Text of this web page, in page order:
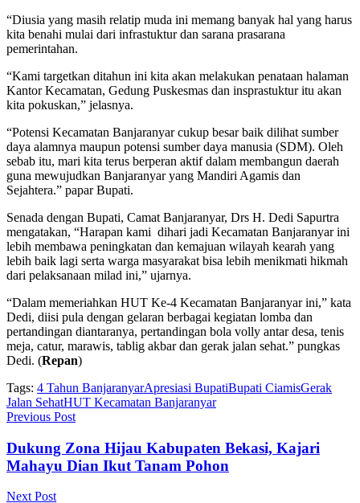
“Diusia yang masih relatip muda ini memang banyak hal yang harus
kita benahi mulai dari infrastuktur dan sarana prasarana
pemerintahan.
“Kami targetkan ditahun ini kita akan melakukan penataan halaman
Kantor Kecamatan, Gedung Puskesmas dan insprastuktur itu akan
kita pokuskan,” jelasnya.
“Potensi Kecamatan Banjaranyar cukup besar baik dilihat sumber
daya alamnya maupun potensi sumber daya manusia (SDM). Oleh
sebab itu, mari kita terus berperan aktif dalam membangun daerah
guna mewujudkan Banjaranyar yang Mandiri Agamis dan
Sejahtera.” papar Bupati.
Senada dengan Bupati, Camat Banjaranyar, Drs H. Dedi Sapurtra
mengatakan, “Harapan kami dihari jadi Kecamatan Banjaranyar ini
lebih membawa peningkatan dan kemajuan wilayah kearah yang
lebih baik lagi serta warga masyarakat bisa lebih menikmati hikmah
dari pelaksanaan milad ini,” ujarnya.
“Dalam memeriahkan HUT Ke-4 Kecamatan Banjaranyar ini,” kata
Dedi, diisi pula dengan gelaran berbagai kegiatan lomba dan
pertandingan diantaranya, pertandingan bola volly antar desa, tenis
meja, catur, marawis, tablig akbar dan gerak jalan sehat.” pungkas
Dedi. (Repan)
Tags: 4 Tahun BanjaranyarApresiasi BupatiBupati CiamisGerak
Jalan SehatHUT Kecamatan Banjaranyar
Previous Post
Dukung Zona Hijau Kabupaten Bekasi, Kajari
Mahayu Dian Ikut Tanam Pohon
Next Post